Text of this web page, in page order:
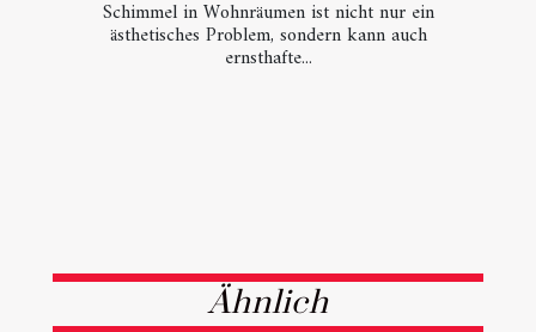
Schimmel in Wohnräumen ist nicht nur ein
ästhetisches Problem, sondern kann auch
ernsthafte...
Ähnlich